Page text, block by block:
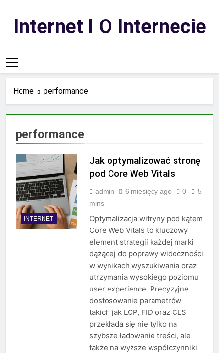
contentInternet I O Internecie
Home performance
performance
INTERNET
Jak optymalizować stronę
pod Core Web Vitals
admin 6 miesięcy ago 0
5
mins
Optymalizacja witryny pod kątem
Core Web Vitals to kluczowy
element strategii każdej marki
dążącej do poprawy widoczności
w wynikach wyszukiwania oraz
utrzymania wysokiego poziomu
user experience. Precyzyjne
dostosowanie parametrów
takich jak LCP, FID oraz CLS
przekłada się nie tylko na
szybsze ładowanie treści, ale
także na wyższe współczynniki